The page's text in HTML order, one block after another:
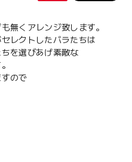
無くアレンジ致します。
レクトしたバラたちは
を選びあげ素敵な
ので